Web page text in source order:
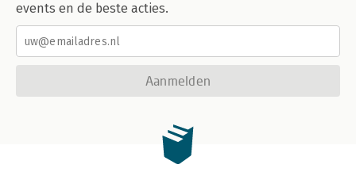
events en de beste acties.
Aanmelden